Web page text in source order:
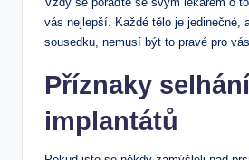
vás nejlepší. Každé tělo je jedinečné,
sousedku, nemusí být to pravé pro vás.
Příznaky
implantátů